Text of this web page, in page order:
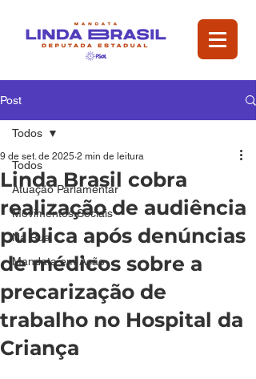
Post
Todos
Atuação Parlamentar
Movimentos Sociais
Na Rua
Mandata em Ação
Todos
Linda Brasil cobra
realização de audiência
pública após denúncias
de médicos sobre a
precarização de
trabalho no Hospital da
Criança
9 de set. de 2025 2 min de leitura